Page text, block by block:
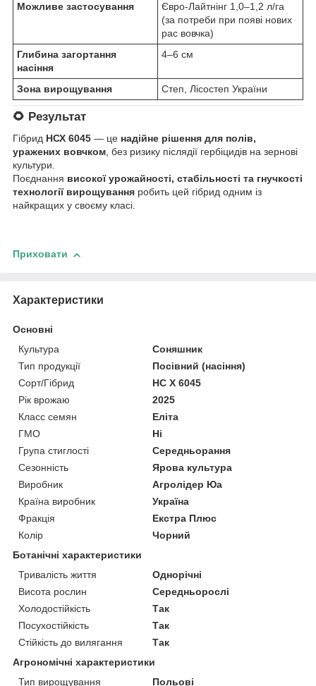
Можливе застосування
Євро-Лайтнінг 1,0–1,2 л/га
(за потреби при появі нових
рас вовчка)
Глибина загортання
насіння
4–6 см
Зона вирощування Степ, Лісостеп України
🌻 Результат
Гібрид НСХ 6045 — це надійне рішення для полів,
уражених вовчком, без ризику післядії гербіцидів на зернові
культури.
Поєднання високої урожайності, стабільності та гнучкості
технології вирощування робить цей гібрид одним із
найкращих у своєму класі.
Приховати
Характеристики
Основні
Культура
Соняшник
Тип продукції
Посівний (насіння)
Сорт/Гібрид
НС Х 6045
Рік врожаю
2025
Класс семян
Еліта
ГМО
Ні
Група стиглості
Середньорання
Сезонність
Ярова культура
Виробник
Агролідер Юа
Країна виробник
Україна
Фракція
Екстра Плюс
Колір
Чорний
Ботанічні характеристики
Тривалість життя
Однорічні
Висота рослин
Середньорослі
Холодостійкість
Так
Посухостійкість
Так
Стійкість до вилягання
Так
Агрономічні характеристики
Тип вирощування
Польові